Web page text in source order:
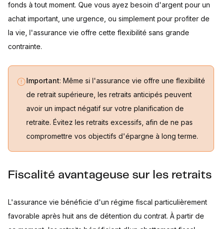
fonds à tout moment. Que vous ayez besoin d'argent pour un
achat important, une urgence, ou simplement pour profiter de
la vie, l'assurance vie offre cette flexibilité sans grande
contrainte.
Important: Même si l'assurance vie offre une flexibilité
de retrait supérieure, les retraits anticipés peuvent
avoir un impact négatif sur votre planification de
retraite. Évitez les retraits excessifs, afin de ne pas
compromettre vos objectifs d'épargne à long terme.
Fiscalité avantageuse sur les retraits
L'assurance vie bénéficie d'un régime fiscal particulièrement
favorable après huit ans de détention du contrat. À partir de